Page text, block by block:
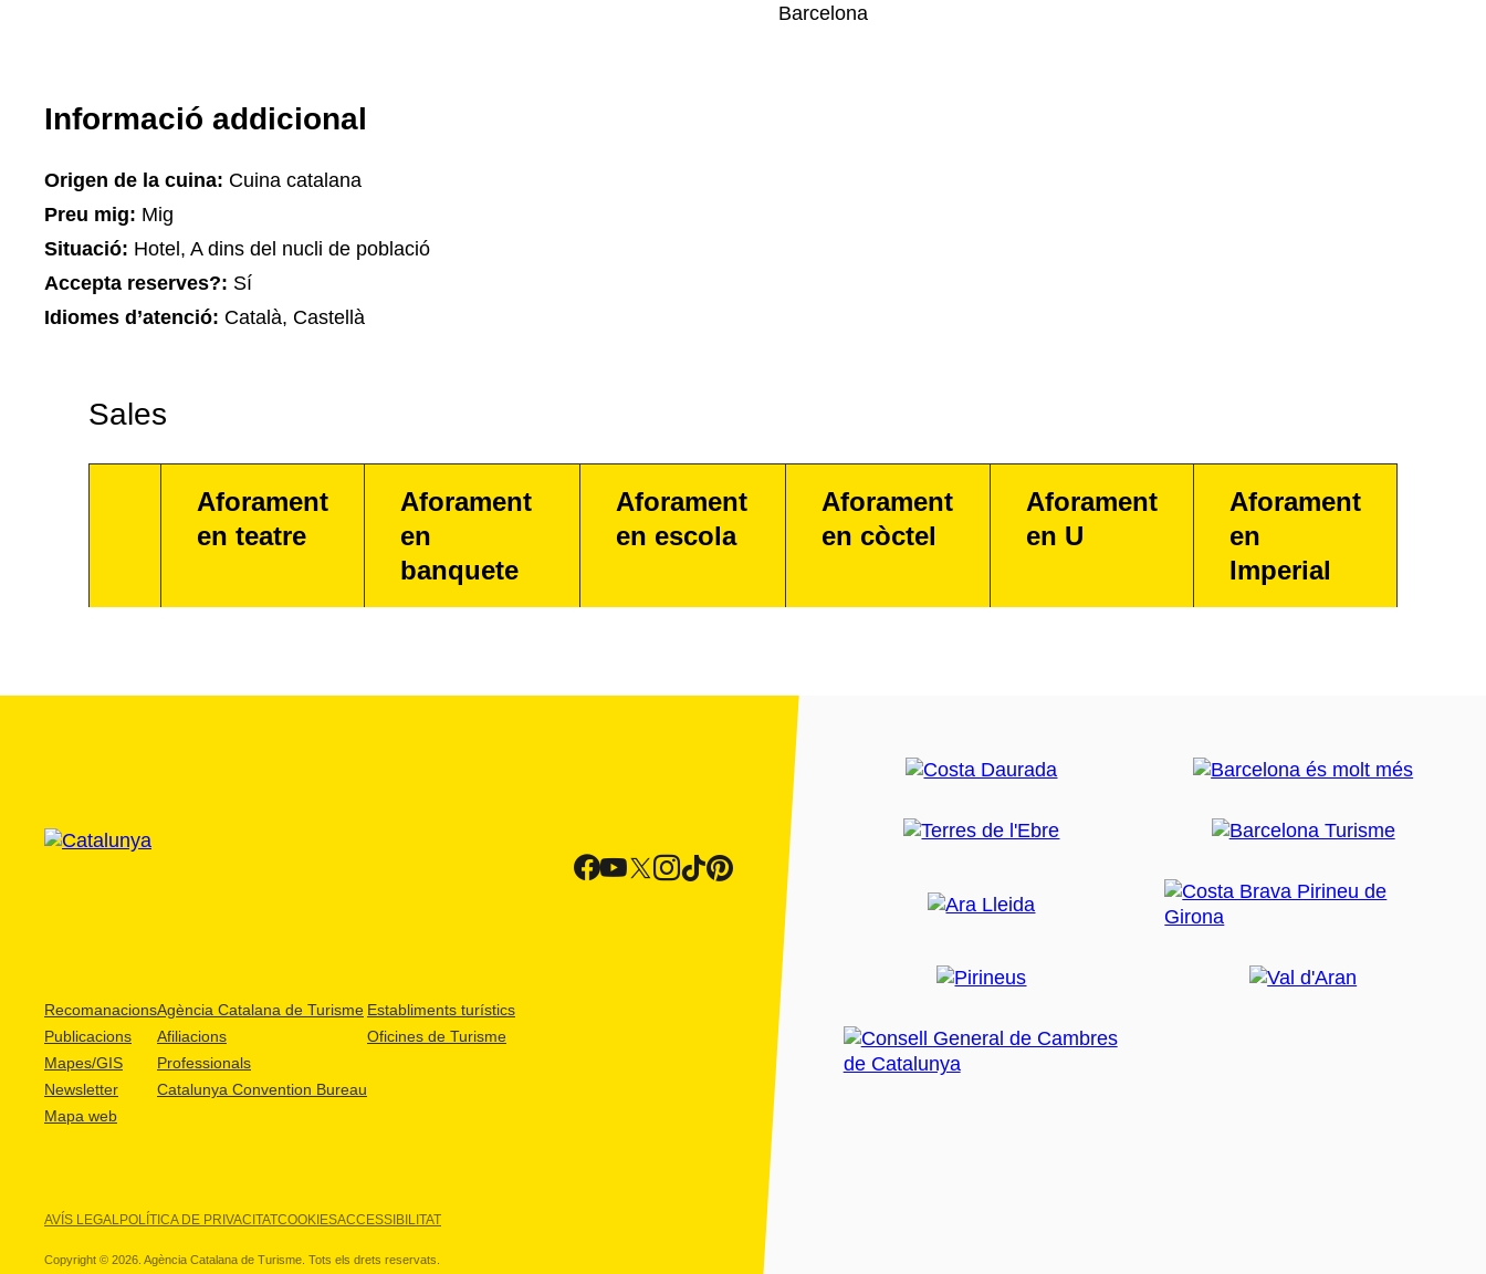
Barcelona
Informació addicional
Origen de la cuina: Cuina catalana
Preu mig: Mig
Situació: Hotel, A dins del nucli de població
Accepta reserves?: Sí
Idiomes d’atenció: Català, Castellà
Sales
Aforament
en teatre
Aforament
en
banquete
Aforament
en escola
Aforament
en còctel
Aforament
en U
Aforament
en
Imperial
Recomanacions
Publicacions
Mapes/GIS
Newsletter
Mapa web
Agència Catalana de Turisme
Afiliacions
Professionals
Catalunya Convention Bureau
Establiments turístics
Oficines de Turisme
AVÍS LEGALPOLÍTICA DE PRIVACITATCOOKIESACCESSIBILITAT
Copyright © 2026. Agència Catalana de Turisme. Tots els drets reservats.